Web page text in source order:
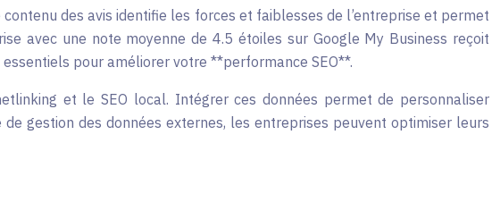
des avis identifie les forces et faiblesses de l’entreprise et permet
avec une note moyenne de 4.5 étoiles sur Google My Business reçoit
pour améliorer votre **performance SEO**.
et le SEO local. Intégrer ces données permet de personnaliser
gestion des données externes, les entreprises peuvent optimiser leurs